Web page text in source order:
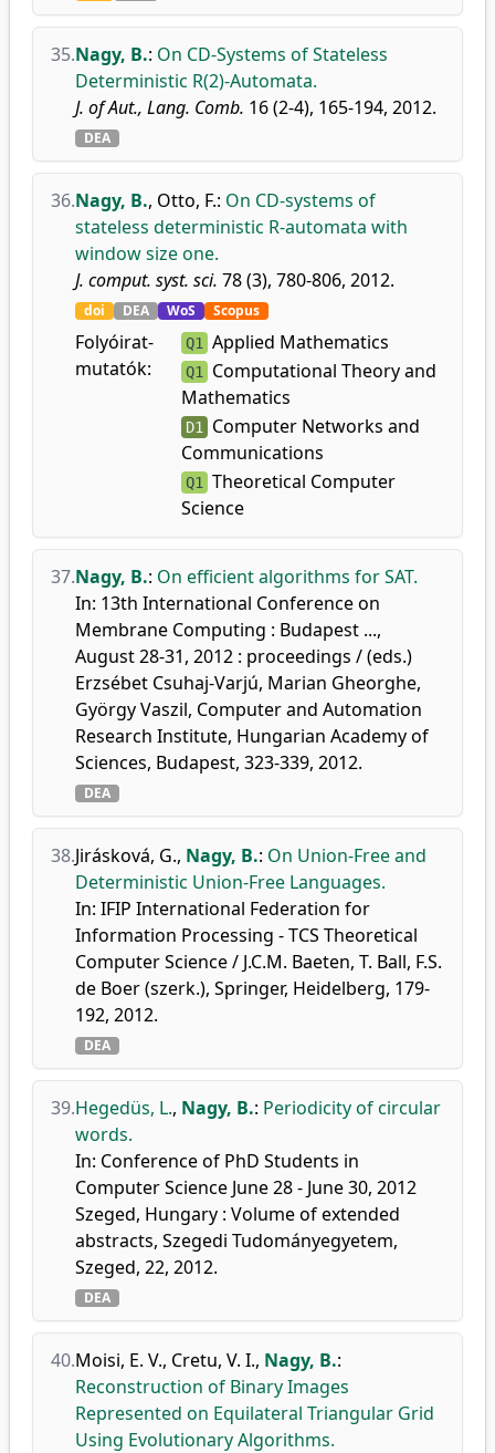
35.Nagy, B.: On CD-Systems of Stateless
Deterministic R(2)-Automata.
J. of Aut., Lang. Comb. 16 (2-4), 165-194, 2012.
DEA
36.Nagy, B., Otto, F.: On CD-systems of
stateless deterministic R-automata with
window size one.
J. comput. syst. sci. 78 (3), 780-806, 2012.
doi DEA WoS Scopus
Folyóirat-
mutatók:
Q1 Applied Mathematics
Q1 Computational Theory and
Mathematics
D1 Computer Networks and
Communications
Q1 Theoretical Computer
Science
37.Nagy, B.: On efficient algorithms for SAT.
In: 13th International Conference on
Membrane Computing : Budapest ...,
August 28-31, 2012 : proceedings / (eds.)
Erzsébet Csuhaj-Varjú, Marian Gheorghe,
György Vaszil, Computer and Automation
Research Institute, Hungarian Academy of
Sciences, Budapest, 323-339, 2012.
DEA
38.Jirásková, G., Nagy, B.: On Union-Free and
Deterministic Union-Free Languages.
In: IFIP International Federation for
Information Processing - TCS Theoretical
Computer Science / J.C.M. Baeten, T. Ball, F.S.
de Boer (szerk.), Springer, Heidelberg, 179-
192, 2012.
DEA
39.Hegedüs, L., Nagy, B.: Periodicity of circular
words.
In: Conference of PhD Students in
Computer Science June 28 - June 30, 2012
Szeged, Hungary : Volume of extended
abstracts, Szegedi Tudományegyetem,
Szeged, 22, 2012.
DEA
40.Moisi, E. V., Cretu, V. I., Nagy, B.:
Reconstruction of Binary Images
Represented on Equilateral Triangular Grid
Using Evolutionary Algorithms.